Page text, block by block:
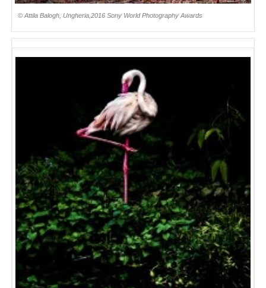
© Attila Balogh, Ungheria,2016 Sony World Photography Awards